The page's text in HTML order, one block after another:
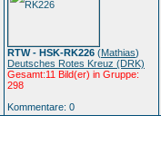
RTW - HSK-RK226 (Mathias)
Deutsches Rotes Kreuz (DRK)
Gesamt:11 Bild(er) in Gruppe:
298
Kommentare: 0